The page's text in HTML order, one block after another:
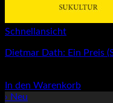
Schnellansicht
Dietmar Dath: Ein Preis
In den Warenkorb
› Neu